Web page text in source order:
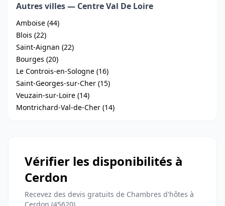
Autres villes — Centre Val De Loire
Amboise (44)
Blois (22)
Saint-Aignan (22)
Bourges (20)
Le Controis-en-Sologne (16)
Saint-Georges-sur-Cher (15)
Veuzain-sur-Loire (14)
Montrichard-Val-de-Cher (14)
Vérifier les disponibilités à
Cerdon
Recevez des devis gratuits de Chambres d'hôtes à